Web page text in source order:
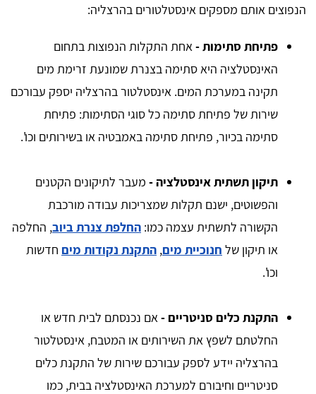
הנפוצים אותם מספקים אינסטלטורים בהרצליה:
פתיחת סתימות -אחת התקלות הנפוצות בתחום
האינסטלציה היא סתימה בצנרת שמונעת זרימת מים
תקינה במערכת המים. אינסטלטור בהרצליה יספק עבורכם
שירות של פתיחת סתימה כל סוגי הסתימות: פתיחת
סתימה בכיור, פתיחת סתימה באמבטיה או בשירותים וכו'.
תיקון תשתית אינסטלציה - מעבר לתיקונים הקטנים
והפשוטים, ישנם תקלות שמצריכות עבודה מורכבת
הקשורה לתשתית עצמה כמו: החלפת צנרת ביוב, החלפה
או תיקון של חנוכיית מים, התקנת נקודות מים חדשות
וכו'.
התקנת כלים סניטריים -אם נכנסתם לבית חדש או
החלטתם לשפץ את השירותים או המטבח, אינסטלטור
בהרצליה יידע לספק עבורכם שירות של התקנת כלים
סניטריים וחיבורם למערכת האינסטלציה בבית, כמו